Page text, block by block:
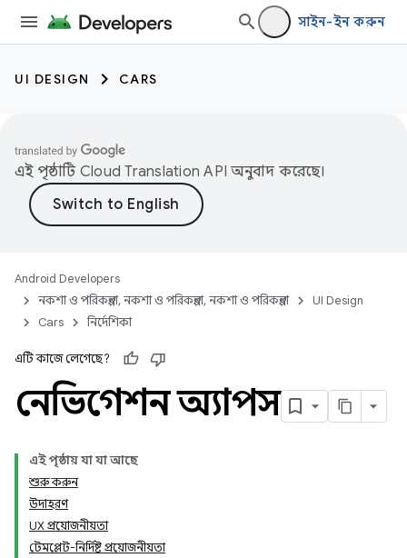
সাইন-ইন করুন
UI DESIGN CARS
এই পৃষ্ঠাটি Cloud Translation API অনুবাদ করেছে।
Android Developers
নকশা ও পরিকল্পনা, নকশা ও পরিকল্পনা, নকশা ও পরিকল্পনা
UI Design
Cars
নির্দেশিকা
এটি কাজে লেগেছে?
নেভিগেশন অ্যাপস
এই পৃষ্ঠায় যা যা আছে
শুরু করুন
উদাহরণ
UX প্রয়োজনীয়তা
টেমপ্লেট-নির্দিষ্ট প্রয়োজনীয়তা